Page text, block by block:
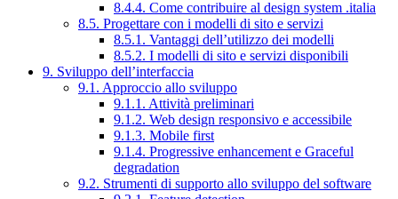
8.4.4. Come contribuire al design system .italia
8.5. Progettare con i modelli di sito e servizi
8.5.1. Vantaggi dell’utilizzo dei modelli
8.5.2. I modelli di sito e servizi disponibili
9. Sviluppo dell’interfaccia
9.1. Approccio allo sviluppo
9.1.1. Attività preliminari
9.1.2. Web design responsivo e accessibile
9.1.3. Mobile first
9.1.4. Progressive enhancement e Graceful
degradation
9.2. Strumenti di supporto allo sviluppo del software